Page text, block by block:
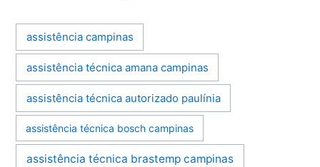
assistência campinas
assistência técnica amana campinas
assistência técnica autorizado paulínia
assistência técnica bosch campinas
assistência técnica brastemp campinas